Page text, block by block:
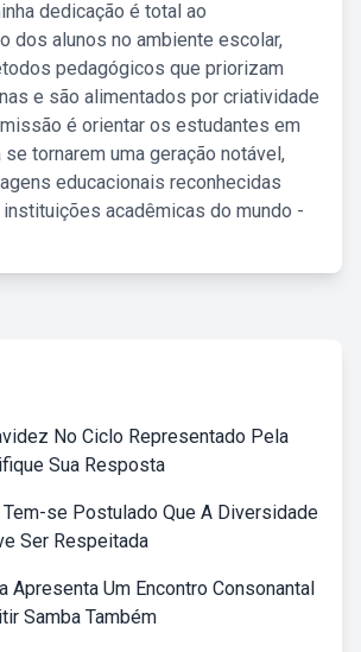
dedicação é total ao
dos alunos no ambiente escolar,
pedagógicos que priorizam
e são alimentados por criatividade
é orientar os estudantes em
se tornarem uma geração notável,
educacionais reconhecidas
acadêmicas do mundo -
No Ciclo Representado Pela
Sua Resposta
se Postulado Que A Diversidade
Ser Respeitada
Apresenta Um Encontro Consonantal
Samba Também